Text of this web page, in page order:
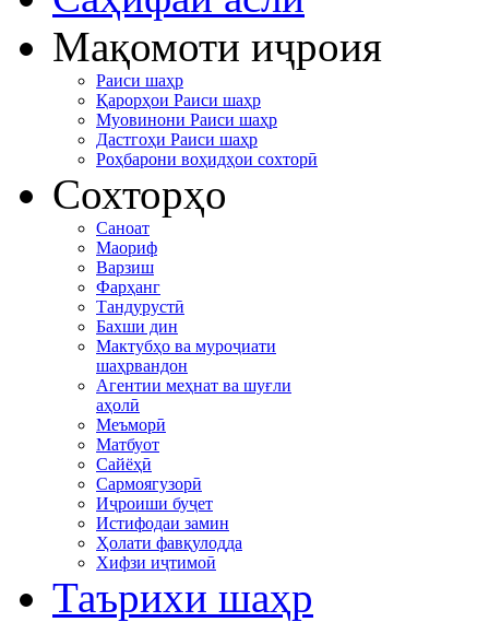
Мақомоти иҷроия
Раиси шаҳр
Қарорҳои Раиси шаҳр
Муовинони Раиси шаҳр
Дастгоҳи Раиси шаҳр
Роҳбарони воҳидҳои сохторӣ
Сохторҳо
Саноат
Маориф
Варзиш
Фарҳанг
Тандурустӣ
Бахши дин
Мактубҳо ва муроҷиати
шаҳрвандон
Агентии меҳнат ва шуғли
аҳолӣ
Меъморӣ
Матбуот
Сайёҳӣ
Сармоягузорӣ
Иҷроиши буҷет
Истифодаи замин
Ҳолати фавқулодда
Хифзи иҷтимоӣ
Таърихи шаҳр